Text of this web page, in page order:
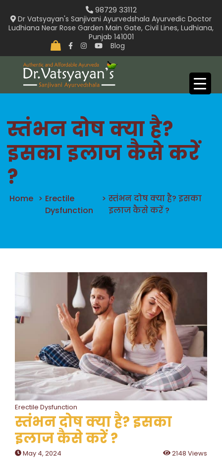
content
98729 33112
Dr Vatsyayan's Sanjivani Ayurvedshala Ayurvedic Doctor
Ludhiana Near Rose Garden Main Gate, Civil Lines, Ludhiana,
Punjab 141001
Blog
स्तंभन दोष क्या है?
इसका इलाज कैसे करें
?
Home > Erectile
Dysfunction
> स्तंभन दोष क्या है? इसका
इलाज कैसे करें ?
Erectile Dysfunction
स्तंभन दोष क्या है? इसका
इलाज कैसे करें ?
May 4, 2024 2148 Views